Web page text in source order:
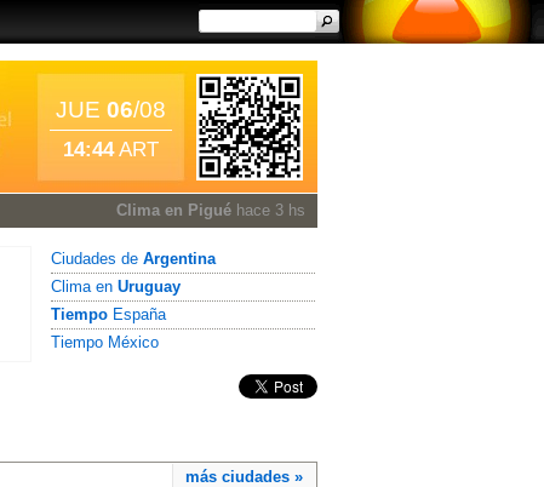
JUE 06/08
14:44ART
Clima en Pigué hace 3 hs
Ciudades de Argentina
Clima en Uruguay
Tiempo España
Tiempo México
más ciudades »